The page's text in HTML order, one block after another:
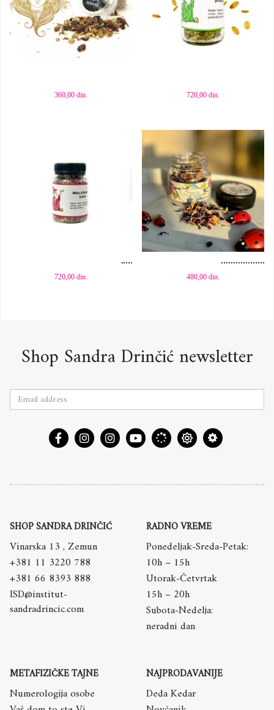
Dodaj u korpu
360,00 din. 720,00din.
720,00 din.
Dodaj u korpu
480,00din.
Shop Sandra Drinčić newsletter
SHOP SANDRA DRINČIĆ
Vinarska 13 , Zemun
+381 11 3220 788
+381 66 8393 888
ISD@institut-
sandradrincic.com
RADNO VREME
Ponedeljak-Sreda-Petak:
10h – 15h
Utorak-Četvrtak
15h – 20h
Subota-Nedelja:
neradni dan
METAFIZIČKE TAJNE
Numerologija osobe
NAJPRODAVANIJE
Deda Kedar